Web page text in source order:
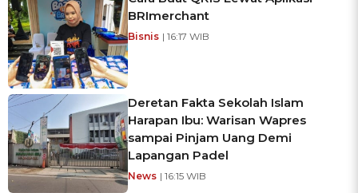
BRImerchant
Bisnis | 16:17 WIB
Deretan Fakta Sekolah Islam
Harapan Ibu: Warisan Wapres
sampai Pinjam Uang Demi
Lapangan Padel
News | 16:15 WIB